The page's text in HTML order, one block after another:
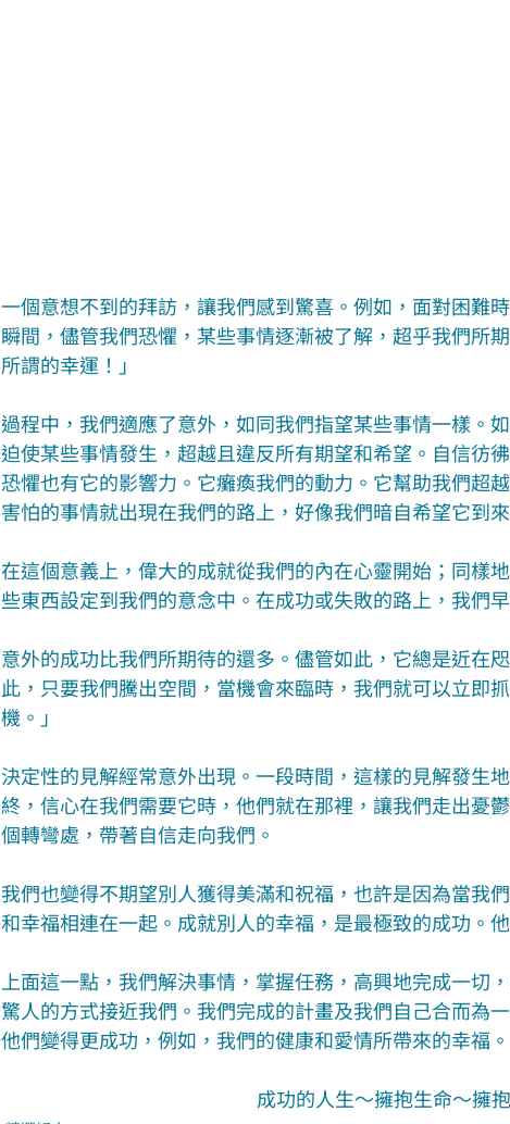
一個意想不到的拜訪，讓我們感到驚喜。例如，面對困難
瞬間，儘管我們恐懼，某些事情逐漸被了解，超乎我們所
所謂的幸運！」
過程中，我們適應了意外，如同我們指望某些事情一樣。
迫使某些事情發生，超越且違反所有期望和希望。自信彷
恐懼也有它的影響力。它癱瘓我們的動力。它幫助我們超
害怕的事情就出現在我們的路上，好像我們暗自希望它到
在這個意義上，偉大的成就從我們的內在心靈開始；同樣
些東西設定到我們的意念中。在成功或失敗的路上，我們
意外的成功比我們所期待的還多。儘管如此，它總是近在
此，只要我們騰出空間，當機會來臨時，我們就可以立即
機。」
決定性的見解經常意外出現。一段時間，這樣的見解發生
終，信心在我們需要它時，他們就在那裡，讓我們走出憂
個轉彎處，帶著自信走向我們。
我們也變得不期望別人獲得美滿和祝福，也許是因為當我
和幸福相連在一起。成就別人的幸福，是最極致的成功。
上面這一點，我們解決事情，掌握任務，高興地完成一切
驚人的方式接近我們。我們完成的計畫及我們自己合而為
他們變得更成功，例如，我們的健康和愛情所帶來的幸福。
成功的人生～擁抱生命～擁